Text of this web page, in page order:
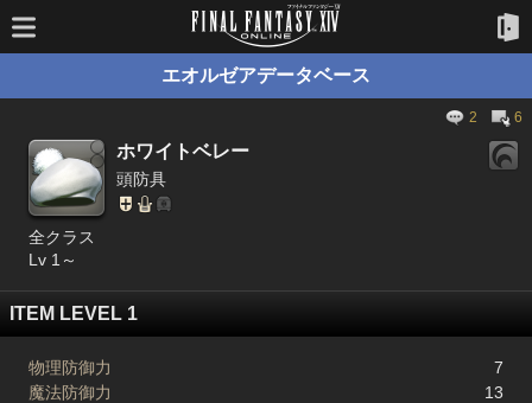
エオルゼアデータベース
2 6
ホワイトベレー
頭防具
全クラス
Lv 1～
ITEM LEVEL 1
物理防御力
7
魔法防御力
13